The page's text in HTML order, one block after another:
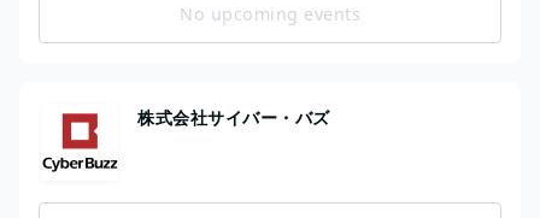
No upcoming events
株式会社サイバー・バズ